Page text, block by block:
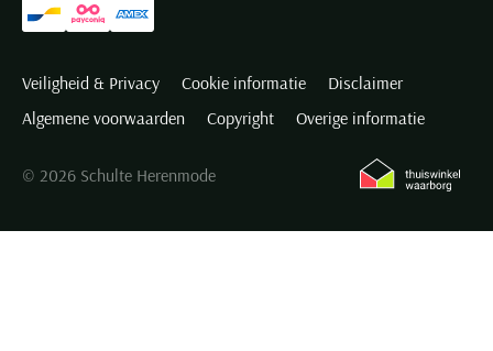
Veiligheid & Privacy Cookie informatie
Disclaimer
Algemene voorwaarden
Copyright Overige informatie
© 2026 Schulte Herenmode